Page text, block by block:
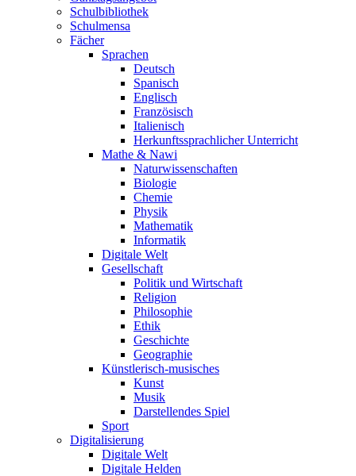
Schulbibliothek
Schulmensa
Fächer
Sprachen
Deutsch
Spanisch
Englisch
Französisch
Italienisch
Herkunftssprachlicher Unterricht
Mathe & Nawi
Naturwissenschaften
Biologie
Chemie
Physik
Mathematik
Informatik
Digitale Welt
Gesellschaft
Politik und Wirtschaft
Religion
Philosophie
Ethik
Geschichte
Geographie
Künstlerisch-musisches
Kunst
Musik
Darstellendes Spiel
Sport
Digitalisierung
Digitale Welt
Digitale Helden